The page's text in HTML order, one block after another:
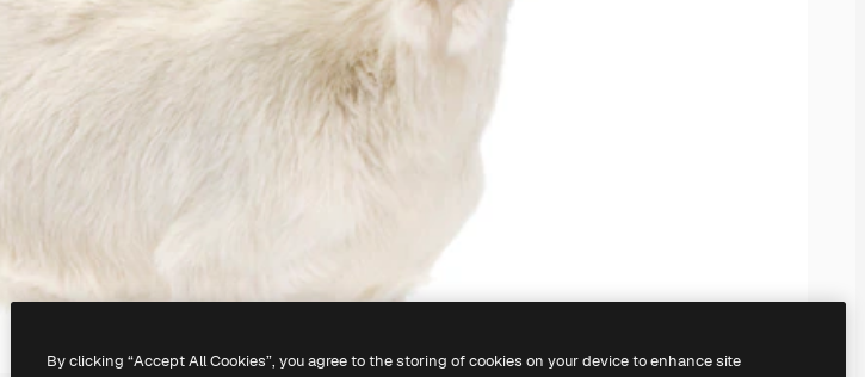
By clicking “Accept All Cookies”, you agree to the storing of cookies on your device to enhance site